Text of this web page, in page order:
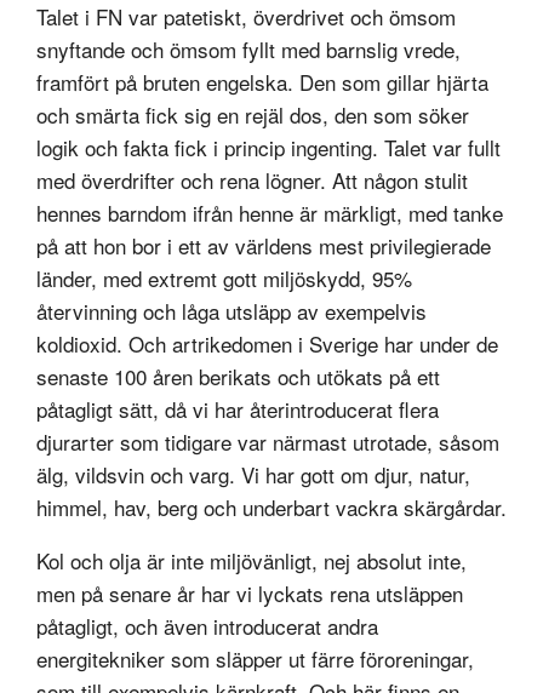
Talet i FN var patetiskt, överdrivet och ömsom
snyftande och ömsom fyllt med barnslig vrede,
framfört på bruten engelska. Den som gillar hjärta
och smärta fick sig en rejäl dos, den som söker
logik och fakta fick i princip ingenting. Talet var fullt
med överdrifter och rena lögner. Att någon stulit
hennes barndom ifrån henne är märkligt, med tanke
på att hon bor i ett av världens mest privilegierade
länder, med extremt gott miljöskydd, 95%
återvinning och låga utsläpp av exempelvis
koldioxid. Och artrikedomen i Sverige har under de
senaste 100 åren berikats och utökats på ett
påtagligt sätt, då vi har återintroducerat flera
djurarter som tidigare var närmast utrotade, såsom
älg, vildsvin och varg. Vi har gott om djur, natur,
himmel, hav, berg och underbart vackra skärgårdar.
Kol och olja är inte miljövänligt, nej absolut inte,
men på senare år har vi lyckats rena utsläppen
påtagligt, och även introducerat andra
energitekniker som släpper ut färre föroreningar,